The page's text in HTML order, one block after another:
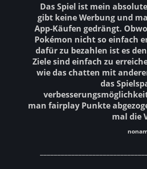
Das Spiel ist mein
gibt keine Werbung und
App-Käufen gedrängt.
Pokémon nicht so einfach
dafür zu bezahlen ist es
Ziele sind einfach zu
wie das chatten mit
das
man fairplay Punkte
mal die